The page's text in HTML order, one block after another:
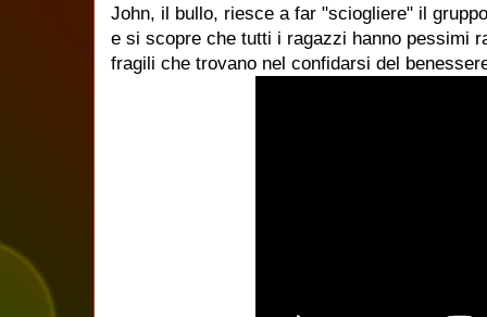
John, il bullo, riesce a far "sciogliere" il
e si scopre che tutti i ragazzi hanno pessimi
fragili che trovano nel confidarsi del